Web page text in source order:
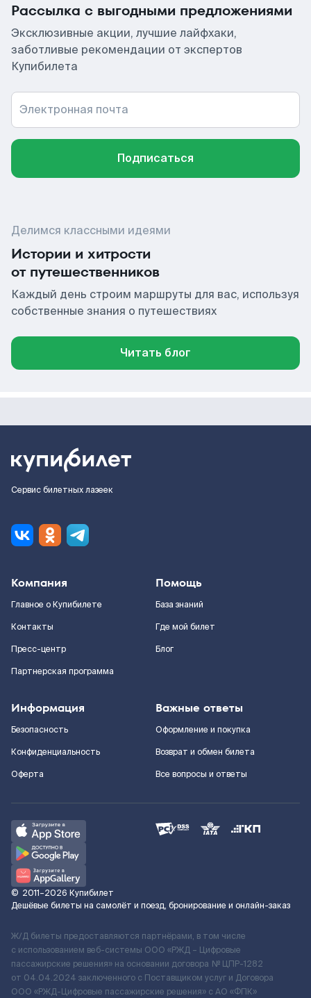
Рассылка с выгодными предложениями
Эксклюзивные акции, лучшие лайфхаки,
заботливые рекомендации от экспертов
Купибилета
Электронная почта
Подписаться
Делимся классными идеями
Истории и хитрости
от путешественников
Каждый день строим маршруты для вас, используя
собственные знания о путешествиях
Читать блог
Сервис билетных лазеек
Компания
Главное о Купибилете
Контакты
Пресс-центр
Партнерская программа
Помощь
База знаний
Где мой билет
Блог
Информация
Безопасность
Конфиденциальность
Оферта
Важные ответы
Оформление и покупка
Возврат и обмен билета
Все вопросы и ответы
© 2011–2026 Купибилет
Дешёвые билеты на самолёт и поезд, бронирование и онлайн-заказ
Ж/Д билеты предоставляются партнёрами, в том числе
с использованием веб-системы ООО «РЖД – Цифровые
пассажирские решения» на основании договора № ЦПР-1282
от 04.04.2024 заключенного с Поставщиком услуг и Договора
ООО «РЖД-Цифровые пассажирские решения» c АО «ФПК»